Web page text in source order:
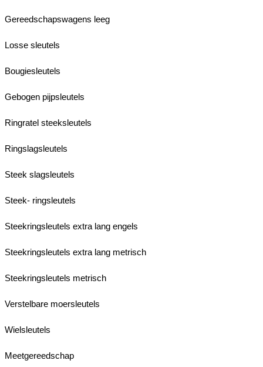
Gereedschapswagens leeg
Losse sleutels
Bougiesleutels
Gebogen pijpsleutels
Ringratel steeksleutels
Ringslagsleutels
Steek slagsleutels
Steek- ringsleutels
Steekringsleutels extra lang engels
Steekringsleutels extra lang metrisch
Steekringsleutels metrisch
Verstelbare moersleutels
Wielsleutels
Meetgereedschap